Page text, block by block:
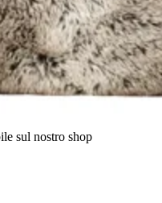
sul nostro shop